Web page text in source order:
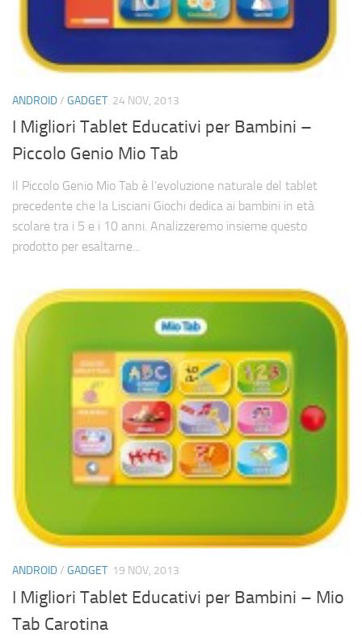
ANDROID/ GADGET 24 NOV, 2013
I Migliori Tablet Educativi per Bambini –
Piccolo Genio Mio Tab
Il Piccolo Genio Mio Tab è l’evoluzione naturale del tablet
precedente che la Lisciani Giochi dedica ai bambini in età
scolare tra i 5 e i 10 anni. Analizzeremo insieme questo
prodotto per esaltarne...
ANDROID/ GADGET 19 NOV, 2013
I Migliori Tablet Educativi per Bambini – Mio
Tab Carotina